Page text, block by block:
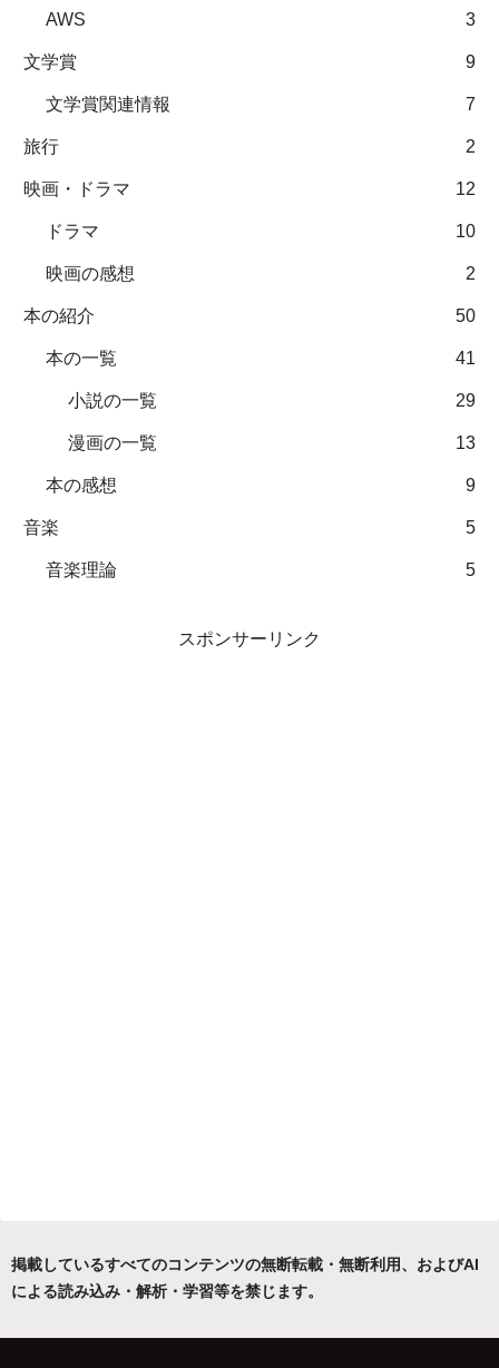
AWS 3
文学賞 9
文学賞関連情報 7
旅行 2
映画・ドラマ 12
ドラマ 10
映画の感想 2
本の紹介 50
本の一覧 41
小説の一覧 29
漫画の一覧 13
本の感想 9
音楽 5
音楽理論 5
スポンサーリンク
掲載しているすべてのコンテンツの無断転載・無断利用、およびAI
による読み込み・解析・学習等を禁じます。